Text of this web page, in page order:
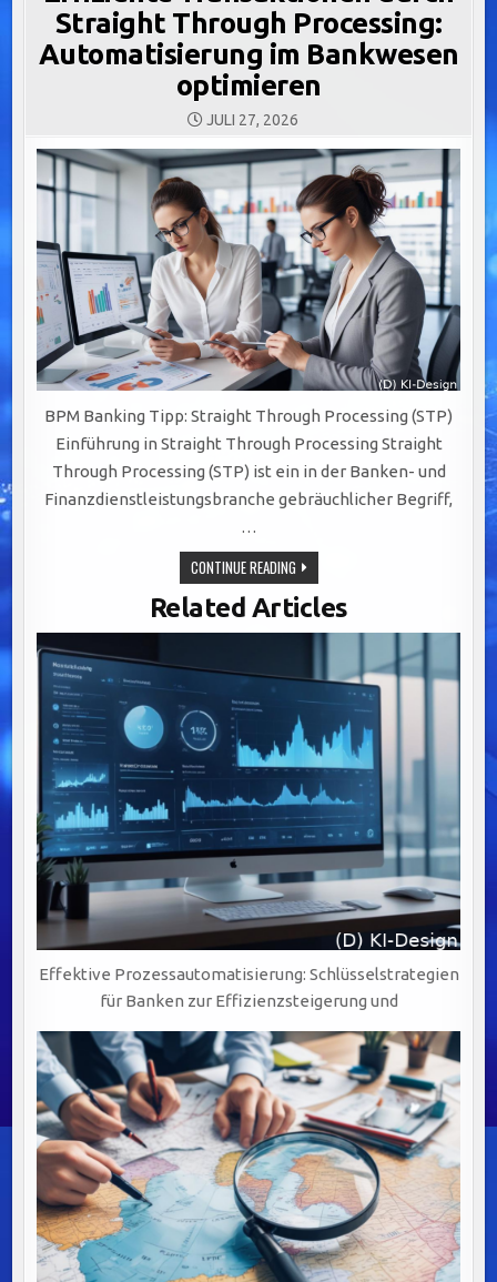
Straight Through Processing:
Automatisierung im Bankwesen
optimieren
JULI 27, 2026
BPM Banking Tipp: Straight Through Processing (STP)
Einführung in Straight Through Processing Straight
Through Processing (STP) ist ein in der Banken- und
Finanzdienstleistungsbranche gebräuchlicher Begriff,
…
CONTINUE READINGEFFIZIENTE
TRANSAKTIONEN
DURCH
STRAIGHT
THROUGH
PROCESSING:
BANKWESEN
OPTIMIEREN
Related Articles
Effektive Prozessautomatisierung: Schlüsselstrategien
für Banken zur Effizienzsteigerung und